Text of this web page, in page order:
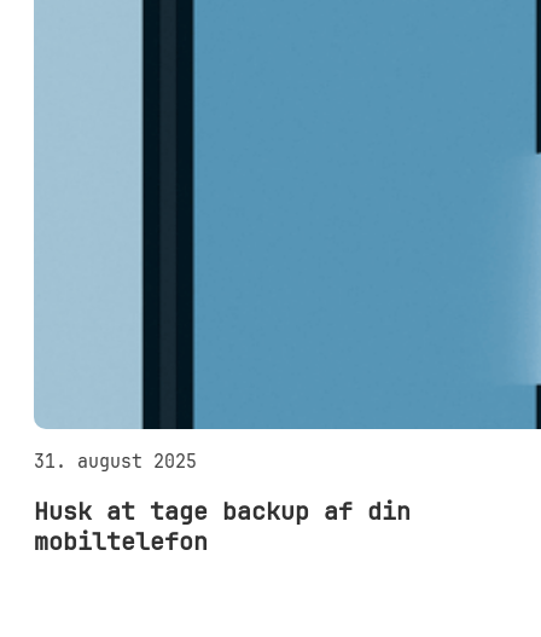
31. august 2025
Husk at tage backup af din
mobiltelefon